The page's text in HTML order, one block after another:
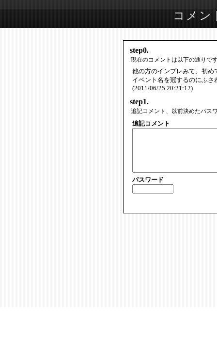
コメン
step0.
現在のコメントは以下の通りで
他の方のインプレみて、初
イベント名を冠するのにふ
(2011/06/25 20:21:12)
step1.
追記コメント、以前決めたパス
追記コメント
パスワード